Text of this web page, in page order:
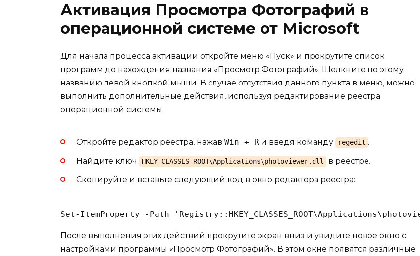
Активация Просмотра Фотографий в
операционной системе от Microsoft
Для начала процесса активации откройте меню «Пуск» и прокрутите список
программ до нахождения названия «Просмотр Фотографий». Щелкните по этому
названию левой кнопкой мыши. В случае отсутствия данного пункта в меню, можно
выполнить дополнительные действия, используя редактирование реестра
операционной системы.
Откройте редактор реестра, нажав Win + R и введя команду regedit .
Найдите ключ HKEY_CLASSES_ROOT\Applications\photoviewer.dll в реестре.
Скопируйте и вставьте следующий код в окно редактора реестра:
После выполнения этих действий прокрутите экран вниз и увидите новое окно с
настройками программы «Просмотр Фотографий». В этом окне появятся различные